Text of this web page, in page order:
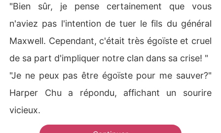
"Bien sûr, je pense certainement que vous
n'aviez pas l'intention de tuer le fils du général
Maxwell. Cependant, c'était très égoïste et cruel
de sa part d'impliquer notre clan dans sa crise! "
"Je ne peux pas être égoïste pour me sauver?"
Harper Chu a répondu, affichant un sourire
vicieux.